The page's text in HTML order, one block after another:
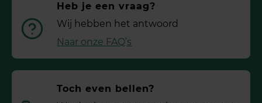
Heb je een vraag?
Wij hebben het antwoord
Naar onze FAQ’s
Toch even bellen?